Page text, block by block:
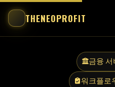
THENEOPROFIT
금융 서
워크플로